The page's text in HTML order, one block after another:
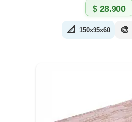
$28.900
📐 150x95x60 🎨